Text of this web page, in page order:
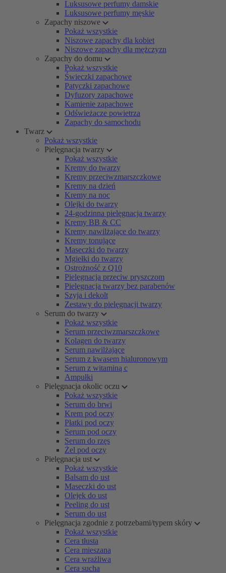
Luksusowe perfumy damskie
Luksusowe perfumy męskie
Zapachy niszowe
Pokaż wszystkie
Niszowe zapachy dla kobiet
Niszowe zapachy dla mężczyzn
Zapachy do domu
Pokaż wszystkie
Świeczki zapachowe
Patyczki zapachowe
Dyfuzory zapachowe
Kamienie zapachowe
Odświeżacze powietrza
Zapachy do samochodu
Twarz
Pokaż wszystkie
Pielęgnacja twarzy
Pokaż wszystkie
Kremy do twarzy
Kremy przeciwzmarszczkowe
Kremy na dzień
Kremy na noc
Olejki do twarzy
24-godzinna pielęgnacja twarzy
Kremy BB & CC
Kremy nawilżające do twarzy
Kremy tonujące
Maseczki do twarzy
Mgiełki do twarzy
Ostrożność z Q10
Pielęgnacja przeciw pryszczom
Pielęgnacja twarzy bez parabenów
Szyja i dekolt
Zestawy do pielęgnacji twarzy
Serum do twarzy
Pokaż wszystkie
Serum przeciwzmarszczkowe
Kolagen do twarzy
Serum nawilżające
Serum z kwasem hialuronowym
Serum z witaminą c
Ampułki
Pielęgnacja okolic oczu
Pokaż wszystkie
Serum do brwi
Krem pod oczy
Płatki pod oczy
Serum pod oczy
Serum do rzęs
Żel pod oczy
Pielęgnacja ust
Pokaż wszystkie
Balsam do ust
Maseczki do ust
Olejek do ust
Peeling do ust
Serum do ust
Pielęgnacja zgodnie z potrzebami/typem skóry
Pokaż wszystkie
Cera tłusta
Cera mieszana
Cera wrażliwa
Cera sucha